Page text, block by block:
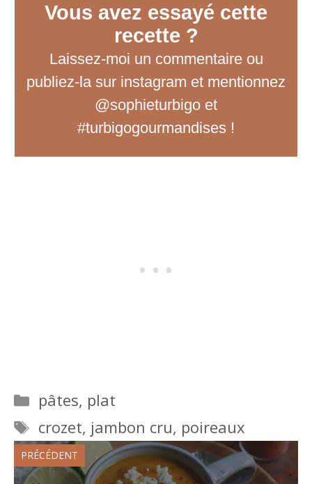
Vous avez essayé cette
recette ?
Laissez-moi un commentaireou
publiez-la sur instagram et mentionnez
@sophieturbigo et
#turbigogourmandises !
Catégories
pâtes, plat
Étiquettes
crozet, jambon cru, poireaux
PRÉCÉDENT